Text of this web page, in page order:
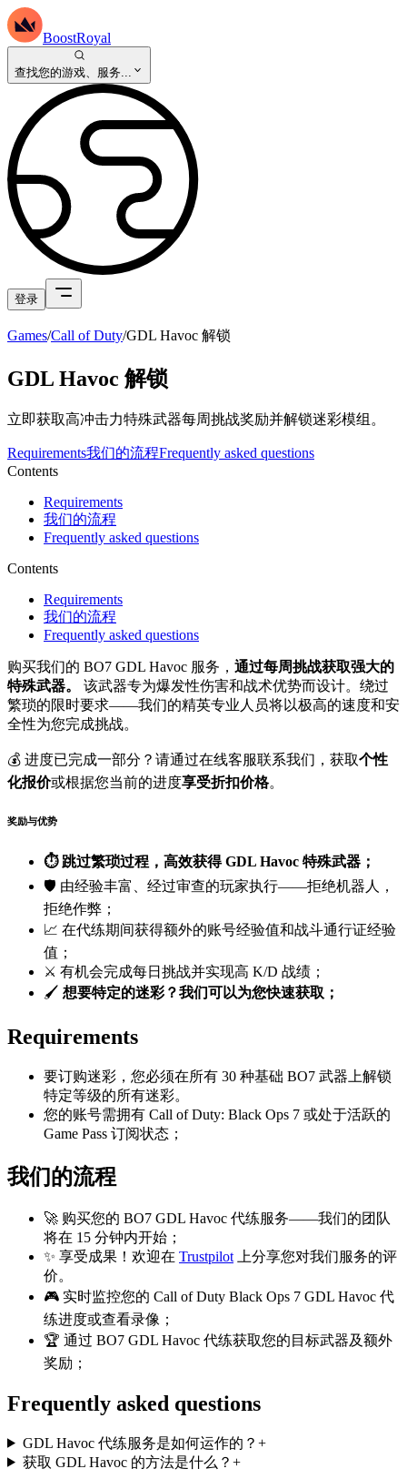
BoostRoyal
查找您的游戏、服务...
登录
Games/Call of Duty/GDL Havoc 解锁
GDL Havoc 解锁
立即获取高冲击力特殊武器每周挑战奖励并解锁迷彩模组。
Requirements我们的流程Frequently asked questions
Contents
Requirements
我们的流程
Frequently asked questions
Contents
Requirements
我们的流程
Frequently asked questions
购买我们的 BO7 GDL Havoc 服务， 通过每周挑战获取强大的
特殊武器。
该武器专为爆发性伤害和战术优势而设计。绕过
繁琐的限时要求——我们的精英专业人员将以极高的速度和安
全性为您完成挑战。
💰 进度已完成一部分？请通过在线客服联系我们，获取个性
化报价或根据您当前的进度享受折扣价格。
奖励与优势
⏱️ 跳过繁琐过程，高效获得 GDL Havoc 特殊武器；
🛡️ 由经验丰富、经过审查的玩家执行——拒绝机器人，
拒绝作弊；
📈 在代练期间获得额外的账号经验值和战斗通行证经验
值；
⚔️ 有机会完成每日挑战并实现高 K/D 战绩；
🖌️ 想要特定的迷彩？我们可以为您快速获取；
Requirements
要订购迷彩，您必须在所有 30 种基础 BO7 武器上解锁
特定等级的所有迷彩。
您的账号需拥有 Call of Duty: Black Ops 7 或处于活跃的
Game Pass 订阅状态；
我们的流程
🚀 购买您的 BO7 GDL Havoc 代练服务——我们的团队
将在 15 分钟内开始；
✨ 享受成果！欢迎在 Trustpilot 上分享您对我们服务的评
价。
🎮 实时监控您的 Call of Duty Black Ops 7 GDL Havoc 代
练进度或查看录像；
🏆 通过 BO7 GDL Havoc 代练获取您的目标武器及额外
奖励；
Frequently asked questions
GDL Havoc 代练服务是如何运作的？ +
获取 GDL Havoc 的方法是什么？ +